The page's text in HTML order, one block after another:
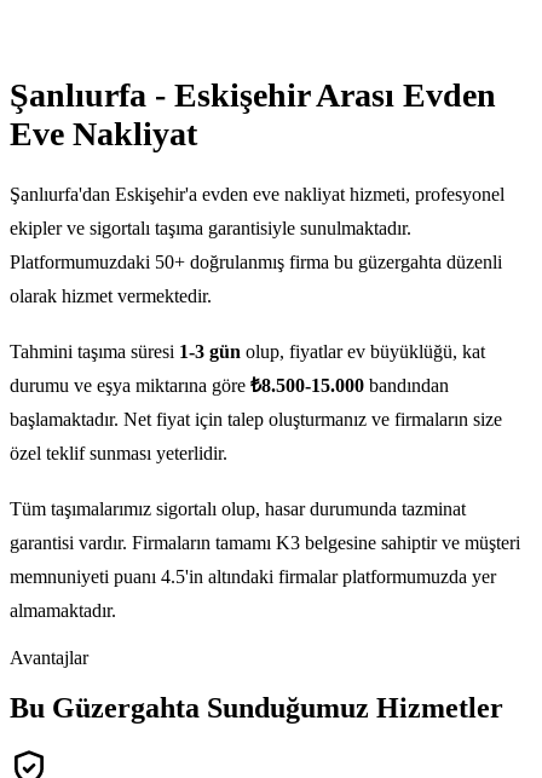
Şanlıurfa - Eskişehir Arası Evden
Eve Nakliyat
Şanlıurfa'dan Eskişehir'a evden eve nakliyat hizmeti, profesyonel
ekipler ve sigortalı taşıma garantisiyle sunulmaktadır.
Platformumuzdaki 50+ doğrulanmış firma bu güzergahta düzenli
olarak hizmet vermektedir.
Tahmini taşıma süresi 1-3 gün olup, fiyatlar ev büyüklüğü, kat
durumu ve eşya miktarına göre ₺8.500-15.000 bandından
başlamaktadır. Net fiyat için talep oluşturmanız ve firmaların size
özel teklif sunması yeterlidir.
Tüm taşımalarımız sigortalı olup, hasar durumunda tazminat
garantisi vardır. Firmaların tamamı K3 belgesine sahiptir ve müşteri
memnuniyeti puanı 4.5'in altındaki firmalar platformumuzda yer
almamaktadır.
Avantajlar
Bu Güzergahta Sunduğumuz Hizmetler